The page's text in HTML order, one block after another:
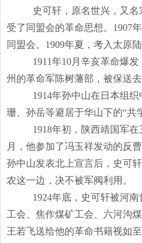
史可轩，原名世兴，又名
受了同盟会的革命思想。 1907
同盟会。 1909年夏，考入太原
1911年10月辛亥革命爆发
州的革命军陈树藩部，被保送
1914年孙中山在日本组
珊、孙岳等避居于华山下的“共
1918年初，陕西靖国军
月，他参加了冯玉祥发动的反
孙中山发表北上宣言后，史可
农这一边，决不被军阀利用。
1924年底，史可轩被河
工会、焦作煤矿工会、六河沟
王若飞送给他的革命书籍视如